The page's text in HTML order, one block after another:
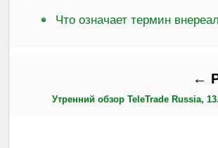
Что означает термин
←
Утренний обзор TeleTrade Russia,